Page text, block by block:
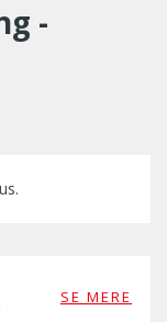
-
SE MERE